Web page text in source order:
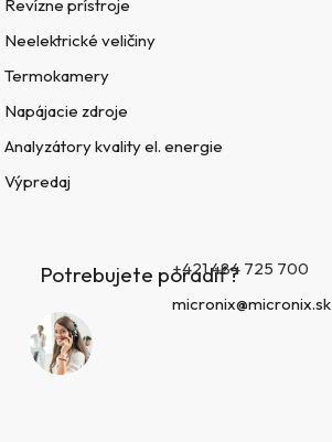
Revízne prístroje
Neelektrické veličiny
Termokamery
Napájacie zdroje
Analyzátory kvality el. energie
Výpredaj
Potrebujete poradiť?+421 484 725 700
micronix@micronix.sk